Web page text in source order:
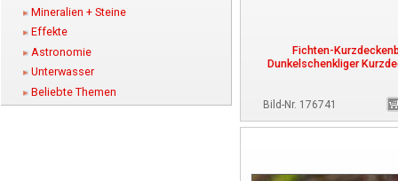
Mineralien + Steine
Effekte
Astronomie
Unterwasser
Beliebte Themen
Fichten-
Dunkelschenkliger
Bild-Nr. 176741